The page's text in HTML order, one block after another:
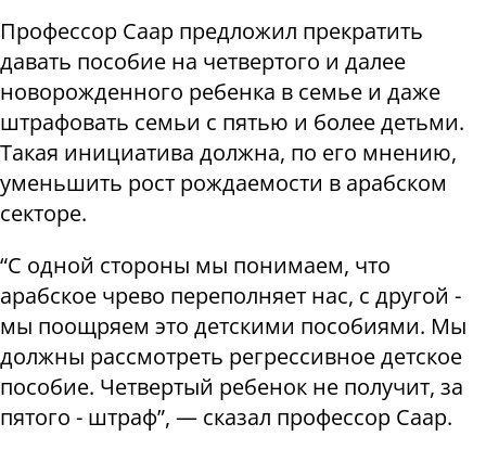
Профессор Саар предложил прекратить
давать пособие на четвертого и далее
новорожденного ребенка в семье и даже
штрафовать семьи с пятью и более детьми.
Такая инициатива должна, по его мнению,
уменьшить рост рождаемости в арабском
секторе.
“С одной стороны мы понимаем, что
арабское чрево переполняет нас, с другой -
мы поощряем это детскими пособиями. Мы
должны рассмотреть регрессивное детское
пособие. Четвертый ребенок не получит, за
пятого - штраф”, — сказал профессор Саар.